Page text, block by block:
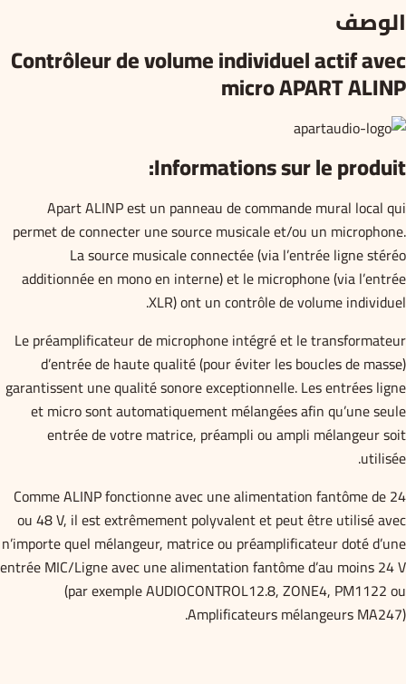
الوصف
Contrôleur de volume individuel actif avec
micro APART ALINP
Informations sur le produit:
Apart ALINP est un panneau de commande mural local qui
permet de connecter une source musicale et/ou un microphone.
La source musicale connectée (via l’entrée ligne stéréo
additionnée en mono en interne) et le microphone (via l’entrée
XLR) ont un contrôle de volume individuel.
Le préamplificateur de microphone intégré et le transformateur
d’entrée de haute qualité (pour éviter les boucles de masse)
garantissent une qualité sonore exceptionnelle. Les entrées ligne
et micro sont automatiquement mélangées afin qu’une seule
entrée de votre matrice, préampli ou ampli mélangeur soit
utilisée.
Comme ALINP fonctionne avec une alimentation fantôme de 24
ou 48 V, il est extrêmement polyvalent et peut être utilisé avec
n’importe quel mélangeur, matrice ou préamplificateur doté d’une
entrée MIC/Ligne avec une alimentation fantôme d’au moins 24 V
(par exemple AUDIOCONTROL12.8, ZONE4, PM1122 ou
Amplificateurs mélangeurs MA247).